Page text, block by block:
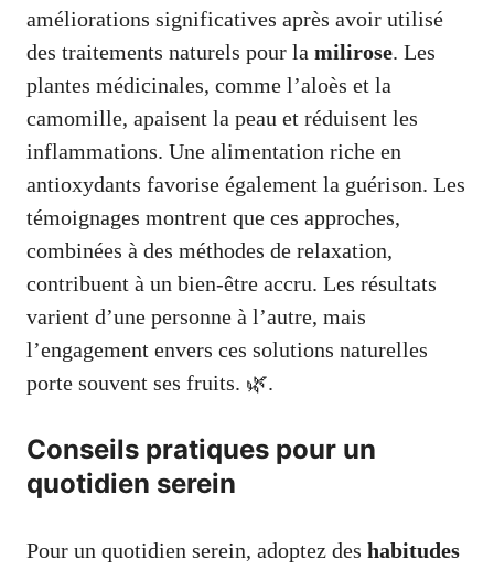
améliorations significatives après avoir utilisé
des traitements naturels pour la milirose. Les
plantes médicinales, comme l’aloès et la
camomille, apaisent la peau et réduisent les
inflammations. Une alimentation riche en
antioxydants favorise également la guérison. Les
témoignages montrent que ces approches,
combinées à des méthodes de relaxation,
contribuent à un bien-être accru. Les résultats
varient d’une personne à l’autre, mais
l’engagement envers ces solutions naturelles
porte souvent ses fruits. 🌿.
Conseils pratiques pour un
quotidien serein
Pour un quotidien serein, adoptez des habitudes